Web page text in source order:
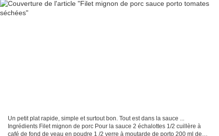
Un petit plat rapide, simple et surtout bon. Tout est dans la sauce ...
Ingrédients Filet mignon de porc Pour la sauce 2 échalottes 1/2 cuillère à
café de fond de veau en poudre 1 /2 verre à moutarde de porto 200 ml de